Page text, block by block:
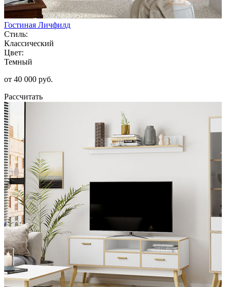
Гостиная Личфилд
Стиль:
Классический
Цвет:
Темный
от 40 000 руб.
Рассчитать